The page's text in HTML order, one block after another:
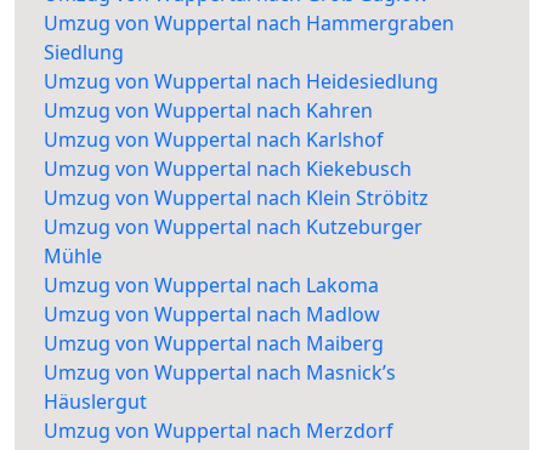
Umzug von Wuppertal nach Hammergraben
Siedlung
Umzug von Wuppertal nach Heidesiedlung
Umzug von Wuppertal nach Kahren
Umzug von Wuppertal nach Karlshof
Umzug von Wuppertal nach Kiekebusch
Umzug von Wuppertal nach Klein Ströbitz
Umzug von Wuppertal nach Kutzeburger
Mühle
Umzug von Wuppertal nach Lakoma
Umzug von Wuppertal nach Madlow
Umzug von Wuppertal nach Maiberg
Umzug von Wuppertal nach Masnick’s
Häuslergut
Umzug von Wuppertal nach Merzdorf